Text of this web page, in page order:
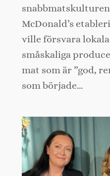
McDonald’s
ville försvara
småskaliga
mat som är ”god,
som började…